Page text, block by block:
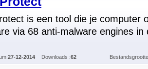
is een tool die je computer
via 68 anti-malware engines in
27-12-2014 Downloads :62